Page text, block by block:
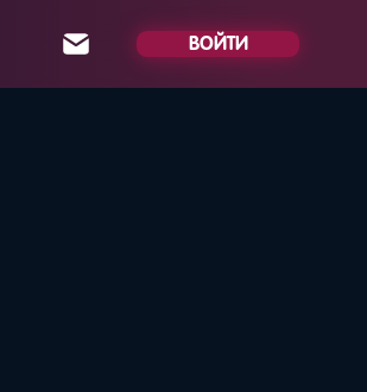
ВОЙТИ